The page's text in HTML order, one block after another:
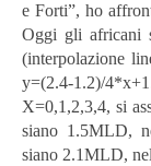
e Forti”, ho
Oggi gli africani
(interpolazione
y=(2.4-1.2)/
X=0,1,2,3,4, si
siano 1.5MLD,
siano 2.1MLD,